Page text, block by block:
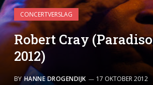
CONCERTVERSLAG
Robert Cray
2012)
BY HANNE DROGENDIJK 17 OKTOBER 2012